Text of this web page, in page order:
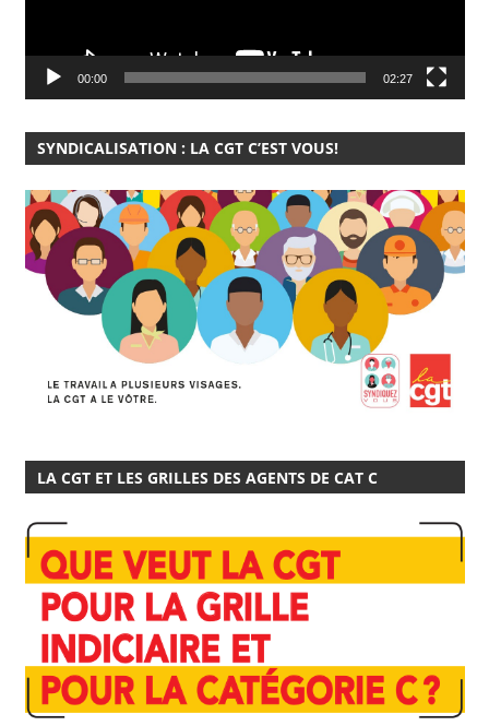
00:00 02:27
SYNDICALISATION : LA CGT C’EST VOUS!
LA CGT ET LES GRILLES DES AGENTS DE CAT C